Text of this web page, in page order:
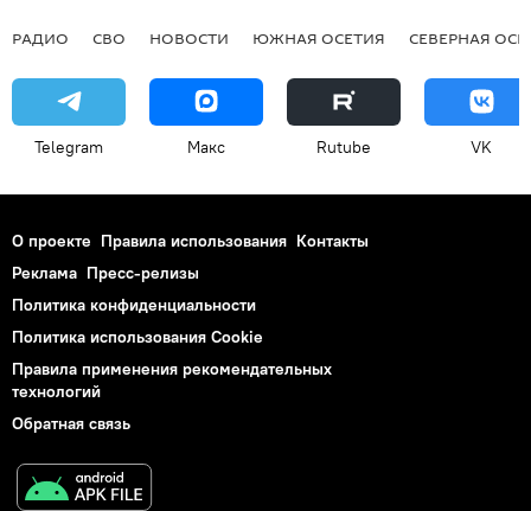
РАДИО СВО НОВОСТИ ЮЖНАЯ ОСЕТИЯ СЕВЕРНАЯ
Telegram Макс Rutube VK
О проекте Правила использования Контакты
Реклама Пресс-релизы
Политика конфиденциальности
Политика использования Cookie
Правила применения рекомендательных
технологий
Обратная связь